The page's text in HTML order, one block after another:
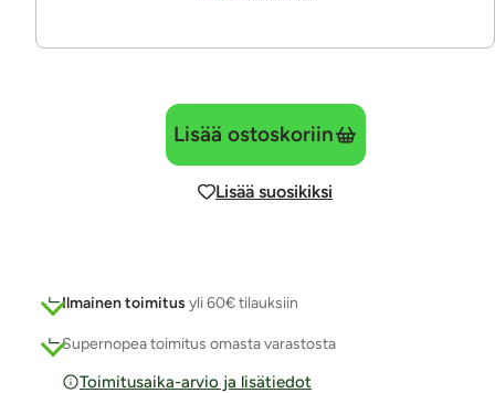
Lisää ostoskoriin
Lisää suosikiksi
Ilmainen toimitus yli 60€ tilauksiin
Supernopea toimitus omasta varastosta
Toimitusaika-arvio ja lisätiedot